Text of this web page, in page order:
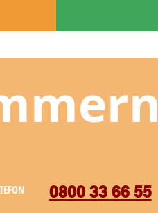
0800 33 66 55